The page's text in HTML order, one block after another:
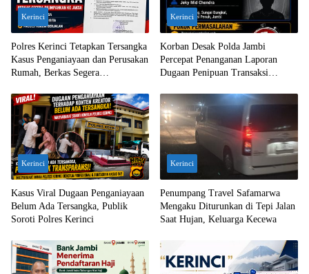
Kerinci
Polres Kerinci Tetapkan Tersangka
Kasus Penganiayaan dan Perusakan
Rumah, Berkas Segera
Kerinci
Korban Desak Polda Jambi
Percepat Penanganan Laporan
Dugaan Penipuan Transaksi
Kerinci
Kasus Viral Dugaan Penganiayaan
Belum Ada Tersangka, Publik
Soroti Polres Kerinci
Kerinci
Penumpang Travel Safamarwa
Mengaku Diturunkan di Tepi Jalan
Saat Hujan, Keluarga Kecewa